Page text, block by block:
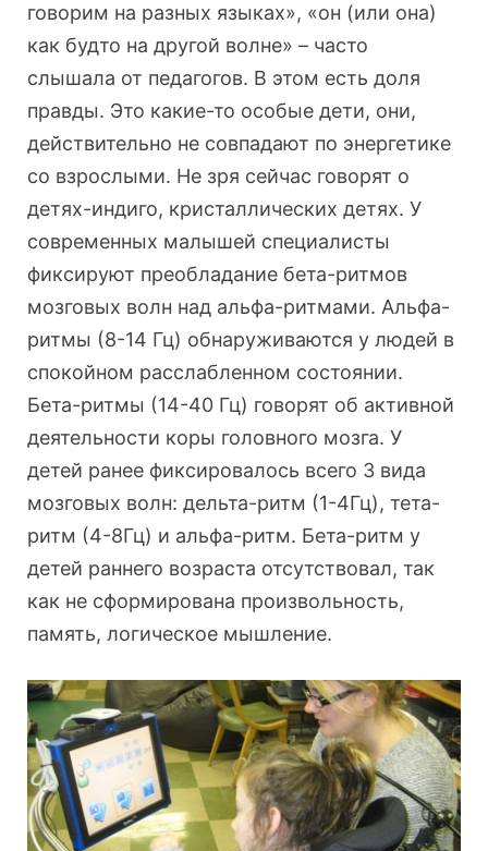
говорим на разных языках», «он (или она)
как будто на другой волне» – часто
слышала от педагогов. В этом есть доля
правды. Это какие-то особые дети, они,
действительно не совпадают по энергетике
со взрослыми. Не зря сейчас говорят о
детях-индиго, кристаллических детях. У
современных малышей специалисты
фиксируют преобладание бета-ритмов
мозговых волн над альфа-ритмами. Альфа-
ритмы (8-14 Гц) обнаруживаются у людей в
спокойном расслабленном состоянии.
Бета-ритмы (14-40 Гц) говорят об активной
деятельности коры головного мозга. У
детей ранее фиксировалось всего 3 вида
мозговых волн: дельта-ритм (1-4Гц), тета-
ритм (4-8Гц) и альфа-ритм. Бета-ритм у
детей раннего возраста отсутствовал, так
как не сформирована произвольность,
память, логическое мышление.